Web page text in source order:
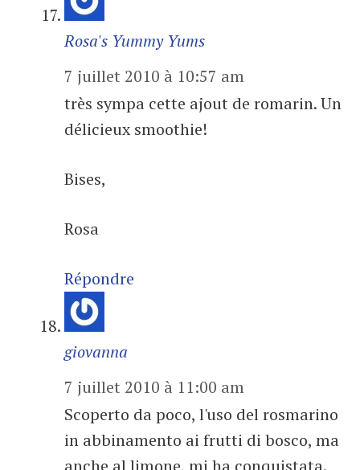
Rosa's Yummy Yums
7 juillet 2010 à 10:57 am
très sympa cette ajout de romarin. Un
délicieux smoothie!
Bises,
Rosa
Répondre
giovanna
7 juillet 2010 à 11:00 am
Scoperto da poco, l'uso del rosmarino
in abbinamento ai frutti di bosco, ma
anche al limone, mi ha conquistata.